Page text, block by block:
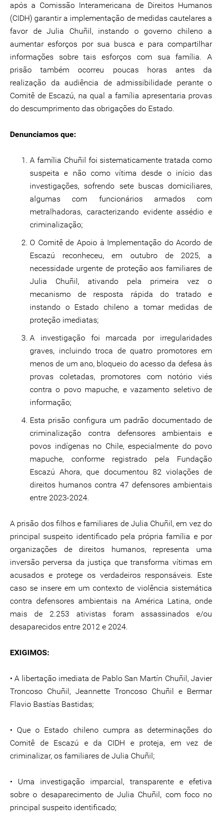
após a Comissão Interamericana de Direitos Humanos
(CIDH) garantir a implementação de medidas cautelares a
favor de Julia Chuñil, instando o governo chileno a
aumentar esforços por sua busca e para compartilhar
informações sobre tais esforços com sua família. A
prisão também ocorreu poucas horas antes da
realização da audiência de admissibilidade perante o
Comitê de Escazú, na qual a família apresentaria provas
do descumprimento das obrigações do Estado.
Denunciamos que:
A família Chuñil foi sistematicamente tratada como
suspeita e não como vítima desde o início das
investigações, sofrendo sete buscas domiciliares,
algumas com funcionários armados com
metralhadoras, caracterizando evidente assédio e
criminalização;
O Comitê de Apoio à Implementação do Acordo de
Escazú reconheceu, em outubro de 2025, a
necessidade urgente de proteção aos familiares de
Julia Chuñil, ativando pela primeira vez o
mecanismo de resposta rápida do tratado e
instando o Estado chileno a tomar medidas de
proteção imediatas;
A investigação foi marcada por irregularidades
graves, incluindo troca de quatro promotores em
menos de um ano, bloqueio do acesso da defesa às
provas coletadas, promotores com notório viés
contra o povo mapuche, e vazamento seletivo de
informação;
Esta prisão configura um padrão documentado de
criminalização contra defensores ambientais e
povos indígenas no Chile, especialmente do povo
mapuche, conforme registrado pela Fundação
Escazú Ahora, que documentou 82 violações de
direitos humanos contra 47 defensores ambientais
entre 2023-2024.
A prisão dos filhos e familiares de Julia Chuñil, em vez do
principal suspeito identificado pela própria família e por
organizações de direitos humanos, representa uma
inversão perversa da justiça que transforma vítimas em
acusados e protege os verdadeiros responsáveis. Este
caso se insere em um contexto de violência sistemática
contra defensores ambientais na América Latina, onde
mais de 2.253 ativistas foram assassinados e/ou
desaparecidos entre 2012 e 2024.
EXIGIMOS:
• A libertação imediata de Pablo San Martín Chuñil, Javier
Troncoso Chuñil, Jeannette Troncoso Chuñil e Bermar
Flavio Bastías Bastidas;
• Que o Estado chileno cumpra as determinações do
Comitê de Escazú e da CIDH e proteja, em vez de
criminalizar, os familiares de Julia Chuñil;
• Uma investigação imparcial, transparente e efetiva
sobre o desaparecimento de Julia Chuñil, com foco no
principal suspeito identificado;